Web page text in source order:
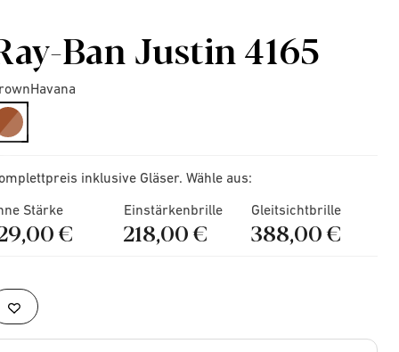
Ban Justin 4165
selected
inklusive Gläser. Wähle aus:
Stärke
€
Einstärkenbrille
218,00 €
Gleitsichtbrille
388,00 €